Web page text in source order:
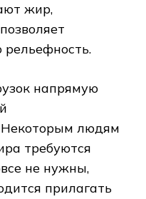
жир,
напрямую
Некоторым людям
требуются
не нужны,
прилагать